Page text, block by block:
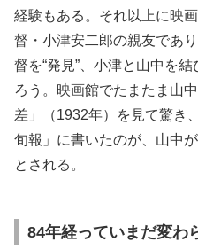
経験もある。それ以上に映
督・小津安二郎の親友であ
督を“発見”、小津と山中を
ろう。映画館でたまたま山
差」（1932年）を見て驚き
旬報」に書いたのが、山中
とされる。
84年経っていまだ変わ